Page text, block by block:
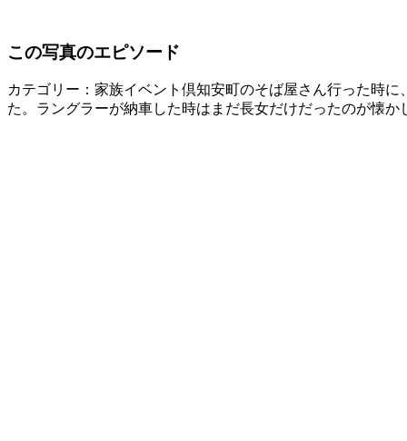
この写真のエピソード
カテゴリー：家族イベント 倶知安町のそば屋さん行った時
た。ラングラーが納車した時はまだ長女だけだったのが懐か